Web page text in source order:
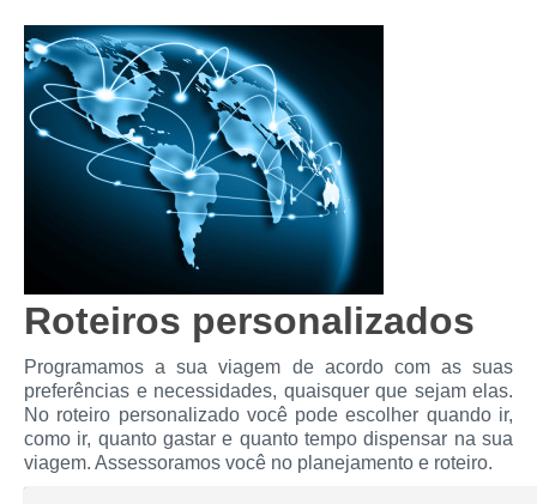
Roteiros personalizados
Programamos a sua viagem de acordo com as suas
preferências e necessidades, quaisquer que sejam elas.
No roteiro personalizado você pode escolher quando ir,
como ir, quanto gastar e quanto tempo dispensar na sua
viagem. Assessoramos você no planejamento e roteiro.